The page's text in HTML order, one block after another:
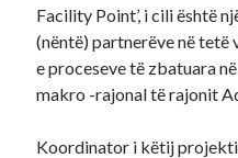
Facility Point’, i cili është
(nëntë) partnerëve në tetë
e proceseve të zbatuara
makro -rajonal të rajonit
Koordinator i këtij projekti